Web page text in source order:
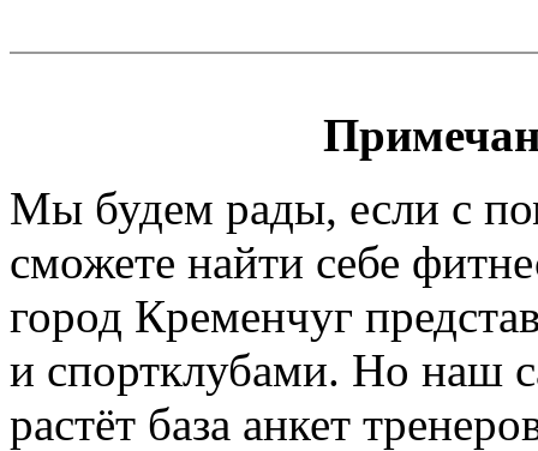
Мы будем рады, если с
сможете найти себе
город Кременчуг
и спортклубами. Но наш
растёт база анкет